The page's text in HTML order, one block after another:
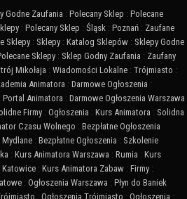
Godne Zaufania : Polecany Sklep : Polecane
: Polecany Sklep : Śląsk : Poznań : Zaufane
Sklepy : Sklepy : Katalog Sklepów : Sklepy Godne
Sklepy : Sklep Godny Zaufania : Zaufany
Mikołaja : Wiadomości Lokalne : Trójmiasto :
Animatora : Darmowe Ogłoszenia :
Portal Animatora : Darmowe Ogłoszenia Warszawa
Firmy : Ogłoszenia : Kurs Animatora : Solidna
Czasu Wolnego : Bezpłatne Ogłoszenia
Mydlane : Bezpłatne Ogłoszenia : Szkolenie
: Kurs Animatora Warszawa : Rumia : Kurs
Katowice : Kurs Animatora Zabaw : Firmy :
: Ogłoszenia Warszawa : Płyn do Baniek
: Ogłoszenia Trójmiasto : Ogłoszenia :